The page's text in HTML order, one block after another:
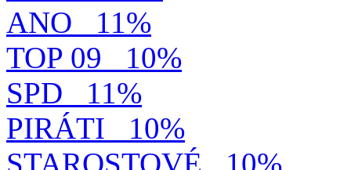
ANO
11%
TOP 09
10%
SPD
11%
PIRÁTI
10%